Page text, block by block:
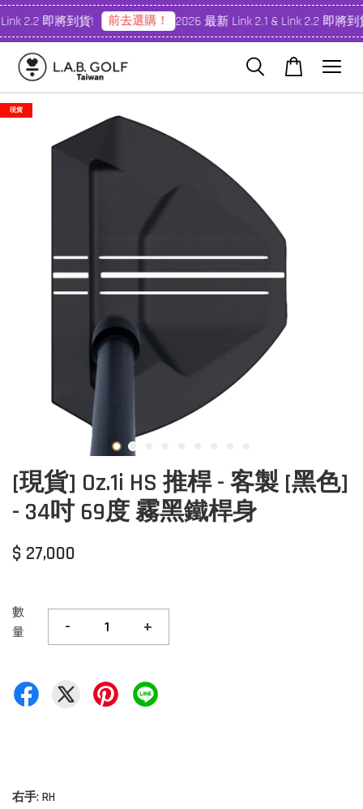
2.2 即將到貨! 前去選購！ 2026 最新 Link 2.1 & Link 2.2 即將到
現貨
[現貨] Oz.1i HS 推桿 - 客製 [黑色]
- 34吋 69度 霧黑鐵桿身
$ 27,000
數
量
- +
右手: RH